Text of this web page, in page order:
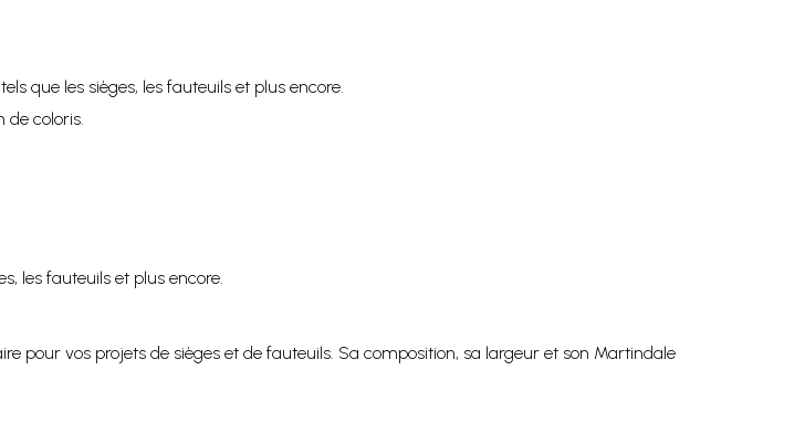
que les sièges, les fauteuils et plus encore.
de coloris.
les fauteuils et plus encore.
pour vos projets de sièges et de fauteuils. Sa composition, sa largeur et son Martindale